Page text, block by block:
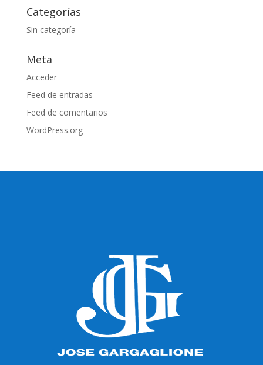
Categorías
Sin categoría
Meta
Acceder
Feed de entradas
Feed de comentarios
WordPress.org